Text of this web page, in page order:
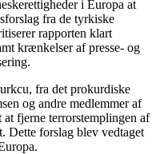
i Europa at
fra de tyrkiske
rapporten klart
krænkelser af presse- og
fra det prokurdiske
og andre medlemmer af
at fjerne terrorstemplingen af
Dette forslag blev vedtaget